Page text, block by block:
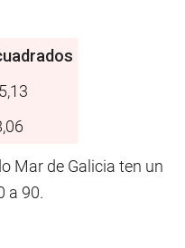
Mar de Galicia ten un
a 90.